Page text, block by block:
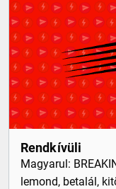
Rendkívüli
Magyarul:
lemond, betalál,